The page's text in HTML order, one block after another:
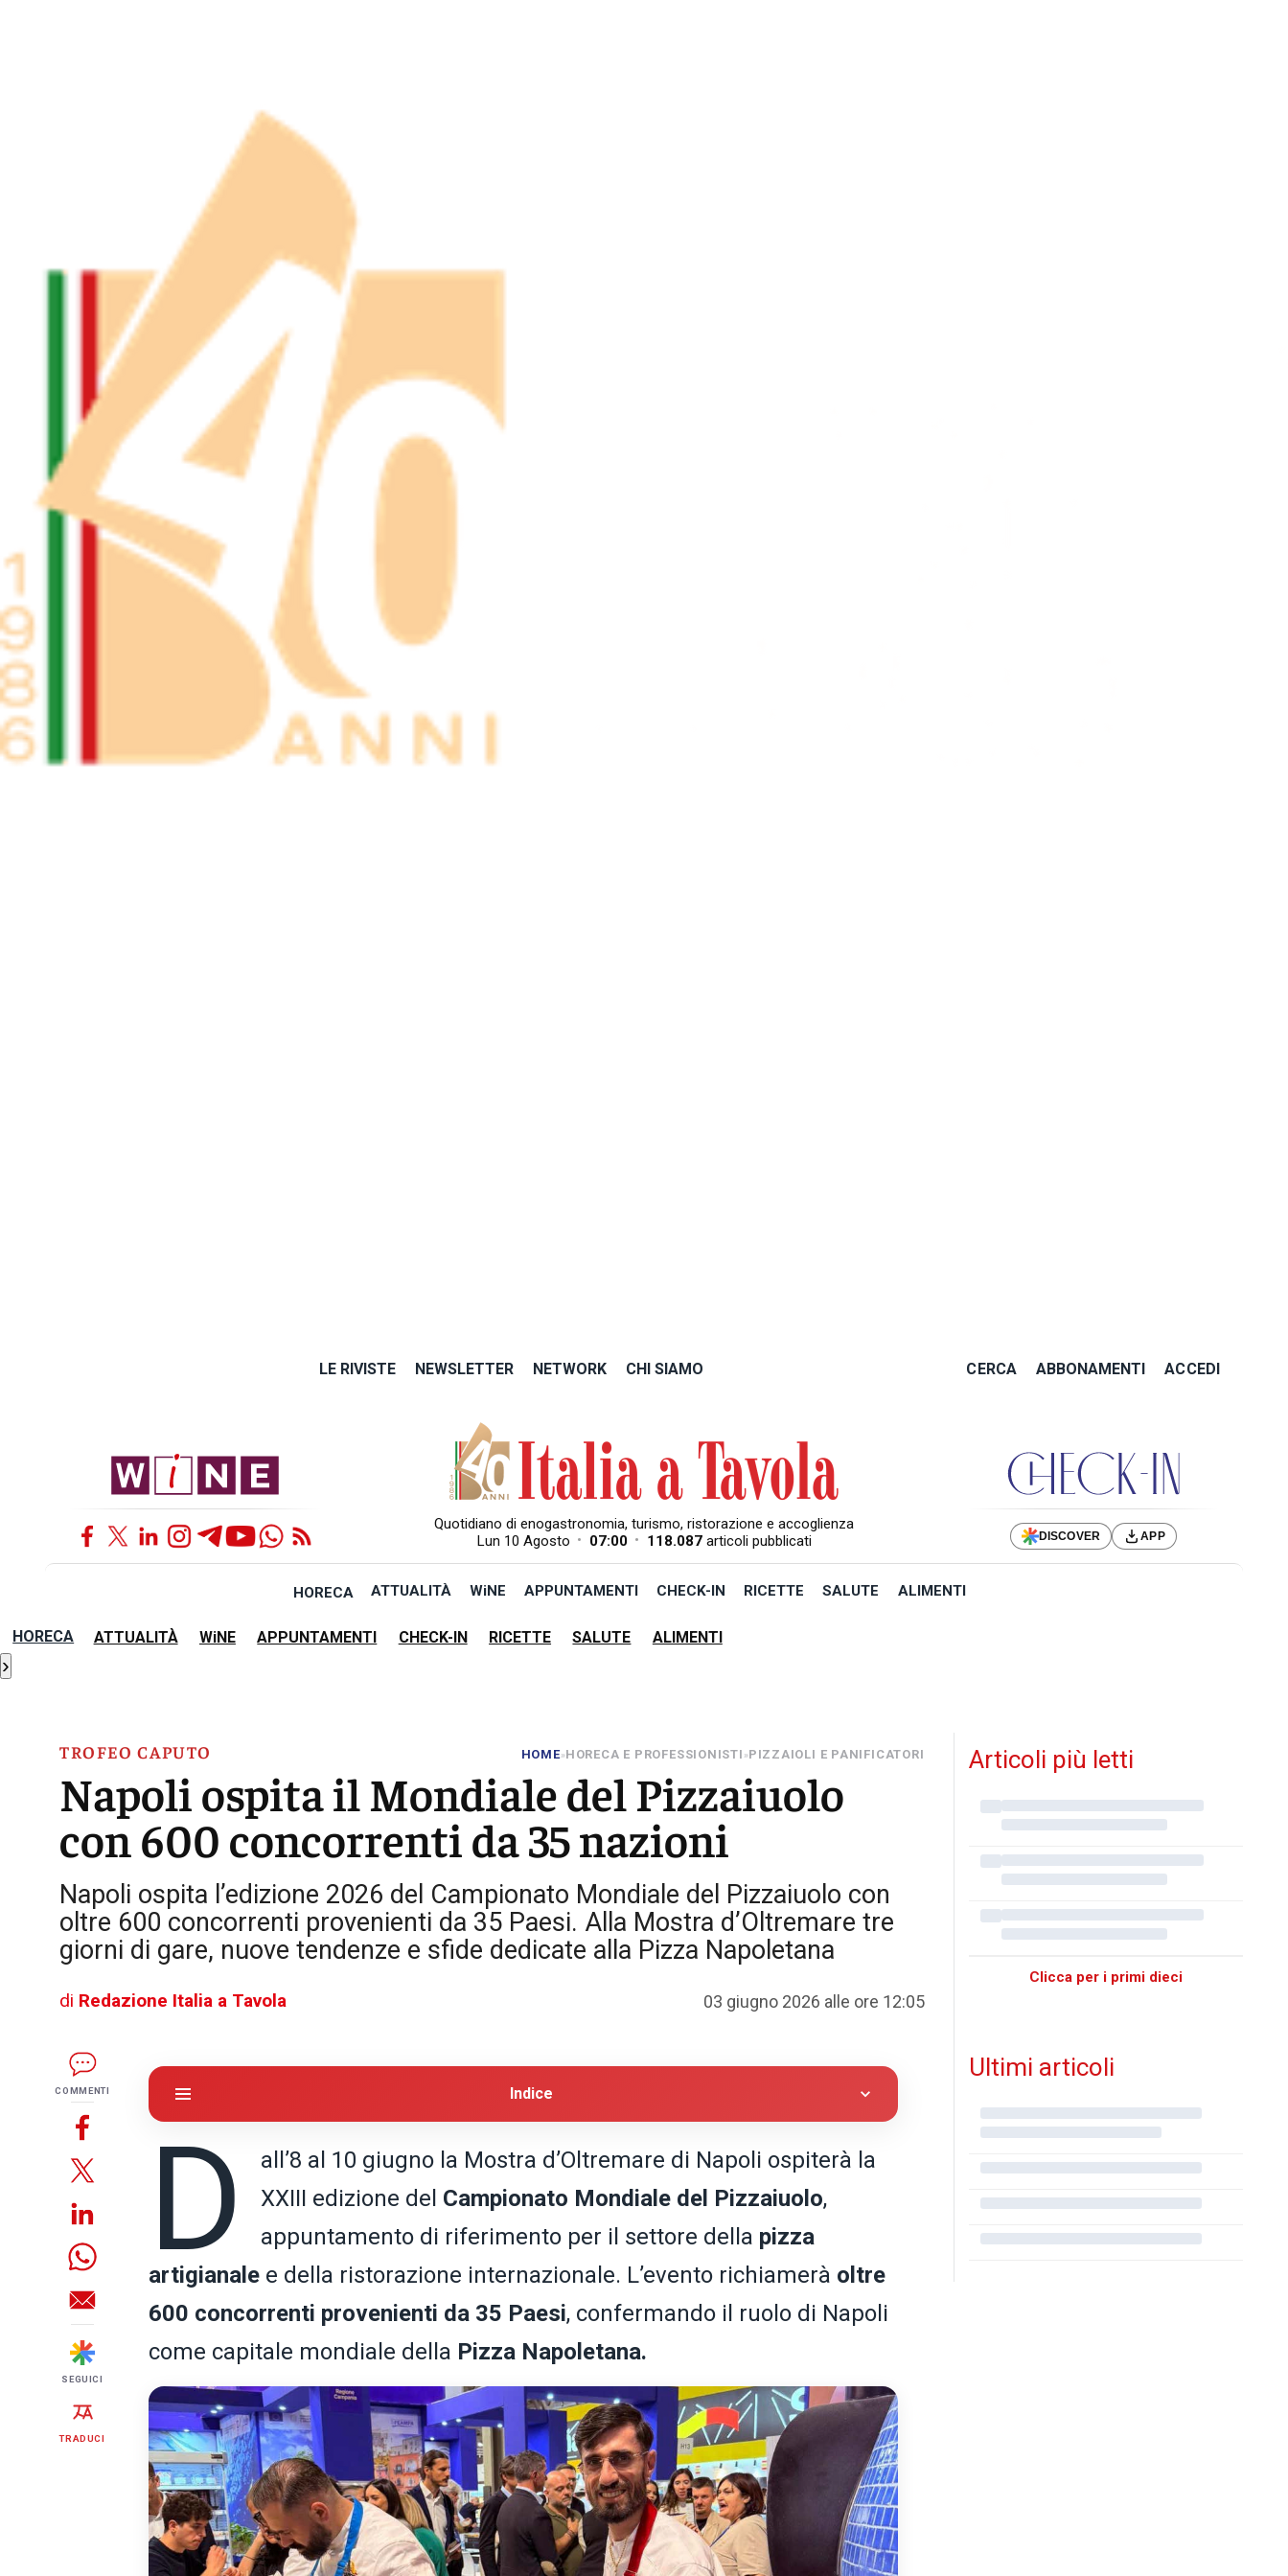
LE RIVISTE NEWSLETTER NETWORK CHI SIAMO CERCA ABBONAMENTI ACCEDI
Quotidiano di enogastronomia, turismo, ristorazione e accoglienza
Lun 10 Agosto • 07:00 • 118.087articoli pubblicati DISCOVER APP
HORECA ATTUALITÀ WiNE APPUNTAMENTI CHECK-IN RICETTE SALUTE ALIMENTI
HORECA ATTUALITÀ WiNE APPUNTAMENTI CHECK-IN RICETTE SALUTE ALIMENTI
›
TROFEO CAPUTO HOME»HORECA E PROFESSIONISTI »PIZZAIOLI E PANIFICATORI
Napoli ospita il Mondiale del Pizzaiuolo
con 600 concorrenti da 35 nazioni
Napoli ospita l’edizione 2026 del Campionato Mondiale del Pizzaiuolo con
oltre 600 concorrenti provenienti da 35 Paesi. Alla Mostra d’Oltremare tre
giorni di gare, nuove tendenze e sfide dedicate alla Pizza Napoletana
di Redazione Italia a Tavola 03 giugno 2026 alle ore 12:05
COMMENTI
SEGUICI
TRADUCI
Indice
D
all’8 al 10 giugno la Mostra d’Oltremare di Napoli ospiterà la
XXIII edizione del Campionato Mondiale del Pizzaiuolo,
appuntamento di riferimento per il settore della pizza
artigianale e della ristorazione internazionale. L’evento richiamerà oltre
600 concorrenti provenienti da 35 Paesi, confermando il ruolo di Napoli
come capitale mondiale della Pizza Napoletana.
Articoli più letti
Clicca per i primi dieci
Ultimi articoli